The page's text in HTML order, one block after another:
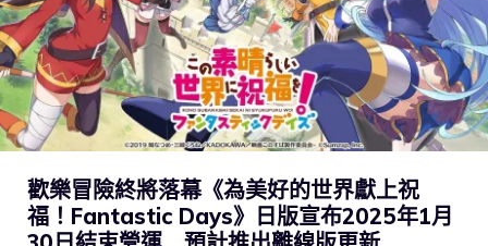
歡樂冒險終將落幕《為美好的世界獻上祝
福！Fantastic Days》日版宣布2025年1月